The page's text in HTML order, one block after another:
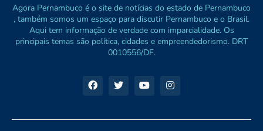
Agora Pernambuco é o site de notícias do estado de Pernambuco
, também somos um espaço para discutir Pernambuco e o Brasil.
Aqui tem informação de verdade com imparcialidade. Os
principais temas são política, cidades e empreendedorismo. DRT
0010556/DF.